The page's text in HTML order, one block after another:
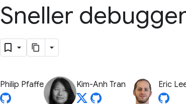
Sneller
Philip Pfaffe Kim-Anh Tran Eric